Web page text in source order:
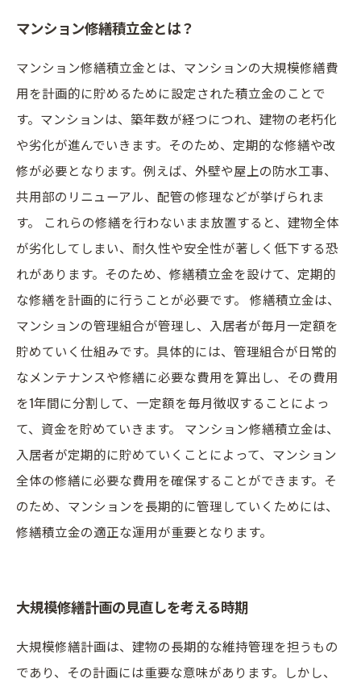
マンション修繕積立金とは？
マンション修繕積立金とは、マンションの大規模修繕費
用を計画的に貯めるために設定された積立金のことで
す。マンションは、築年数が経つにつれ、建物の老朽化
や劣化が進んでいきます。そのため、定期的な修繕や改
修が必要となります。例えば、外壁や屋上の防水工事、
共用部のリニューアル、配管の修理などが挙げられま
す。 これらの修繕を行わないまま放置すると、建物全体
が劣化してしまい、耐久性や安全性が著しく低下する恐
れがあります。そのため、修繕積立金を設けて、定期的
な修繕を計画的に行うことが必要です。 修繕積立金は、
マンションの管理組合が管理し、入居者が毎月一定額を
貯めていく仕組みです。具体的には、管理組合が日常的
なメンテナンスや修繕に必要な費用を算出し、その費用
を1年間に分割して、一定額を毎月徴収することによっ
て、資金を貯めていきます。 マンション修繕積立金は、
入居者が定期的に貯めていくことによって、マンション
全体の修繕に必要な費用を確保することができます。そ
のため、マンションを長期的に管理していくためには、
修繕積立金の適正な運用が重要となります。
大規模修繕計画の見直しを考える時期
大規模修繕計画は、建物の長期的な維持管理を担うもの
であり、その計画には重要な意味があります。しかし、